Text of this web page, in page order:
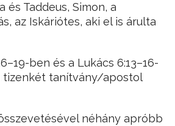
és Taddeus, Simon, a
az Iskáriótes, aki el is árulta
ben és a Lukács 6:13–16-
tizenkét tanítvány/apostol
néhány apróbb